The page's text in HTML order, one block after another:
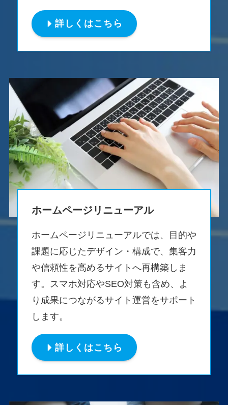
詳しくはこちら
ホームページリニューアル
ホームページリニューアルでは、目的や
課題に応じたデザイン・構成で、集客力
や信頼性を高めるサイトへ再構築しま
す。スマホ対応やSEO対策も含め、よ
り成果につながるサイト運営をサポート
します。
詳しくはこちら